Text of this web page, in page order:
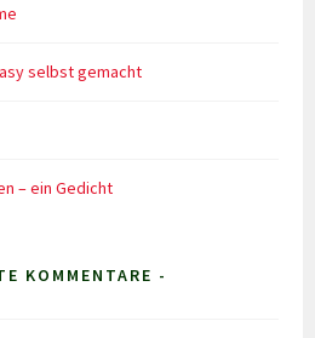
selbst gemacht
– ein Gedicht
KOMMENTARE -